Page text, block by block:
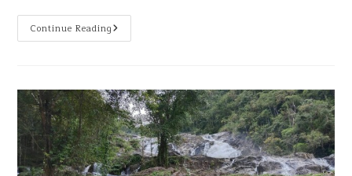
Continue Reading